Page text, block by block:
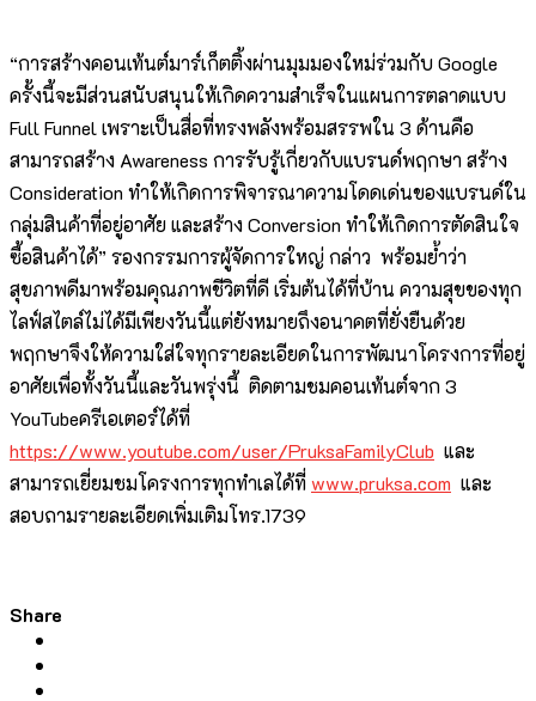
“การสร้างคอนเท้นต์มาร์เก็ตติ้งผ่านมุมมองใหม่ร่วมกับ Google
ครั้งนี้จะมีส่วนสนับสนุนให้เกิดความสำเร็จในแผนการตลาดแบบ
Full Funnel เพราะเป็นสื่อที่ทรงพลังพร้อมสรรพใน 3 ด้านคือ
สามารถสร้าง Awareness การรับรู้เกี่ยวกับแบรนด์พฤกษา สร้าง
Consideration ทำให้เกิดการพิจารณาความโดดเด่นของแบรนด์ใน
กลุ่มสินค้าที่อยู่อาศัย และสร้าง Conversion ทำให้เกิดการตัดสินใจ
ซื้อสินค้าได้” รองกรรมการผู้จัดการใหญ่ กล่าว พร้อมย้ำว่า
สุขภาพดีมาพร้อมคุณภาพชีวิตที่ดี เริ่มต้นได้ที่บ้าน ความสุขของทุก
ไลฟ์สไตล์ไม่ได้มีเพียงวันนี้แต่ยังหมายถึงอนาคตที่ยั่งยืนด้วย
พฤกษาจึงให้ความใส่ใจทุกรายละเอียดในการพัฒนาโครงการที่อยู่
อาศัยเพื่อทั้งวันนี้และวันพรุ่งนี้ ติดตามชมคอนเท้นต์จาก 3
YouTubeครีเอเตอร์ได้ที่
https://www.youtube.com/user/PruksaFamilyClub และ
สามารถเยี่ยมชมโครงการทุกทำเลได้ที่www.pruksa.com และ
สอบถามรายละเอียดเพิ่มเติมโทร.1739
Share